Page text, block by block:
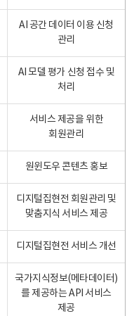
AI 공간 데이터 이용 신청
관리
AI 모델 평가 신청 접수 및
처리
서비스 제공을 위한
회원관리
원윈도우 콘텐츠 홍보
디지털집현전 회원관리 및
맞춤지식 서비스 제공
디지털집현전 서비스 개선
국가지식정보(메타데이터)
를 제공하는 API 서비스
제공